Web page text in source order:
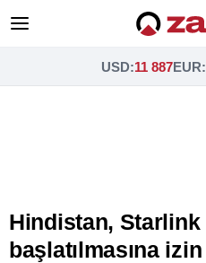
USD:11 887EUR:
Hindistan, Starlink
başlatılmasına